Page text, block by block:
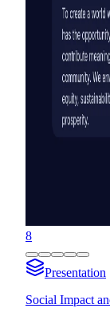
8
Presentation
Social Impact